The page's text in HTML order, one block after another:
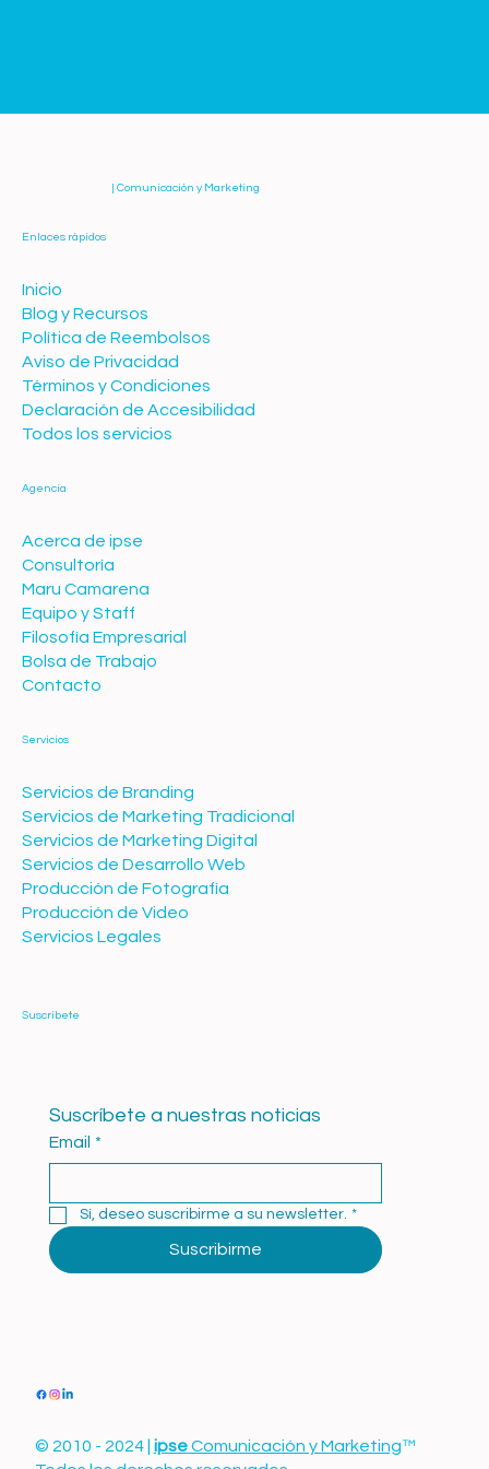
| Comunicación y Marketing
Enlaces rápidos
Inicio
Blog y Recursos
Política de Reembolsos
Aviso de Privacidad
Términos y Condiciones
Declaración de Accesibilidad
Todos los servicios
© 2010 - 2024 | ipseComunicación y Marketing™
Agencia
Acerca de ipse
Consultoría
Maru Camarena
Equipo y Staff
Filosofía Empresarial
Bolsa de Trabajo
Contacto
Servicios
Servicios de Branding
Servicios de Marketing Tradicional
Servicios de Marketing Digital
Servicios de Desarrollo Web
Producción de Fotografía
Producción de Video
Servicios Legales
Suscríbete
Suscríbete a nuestras noticias
Email *
Sí, deseo suscribirme a su newsletter. *
Suscribirme